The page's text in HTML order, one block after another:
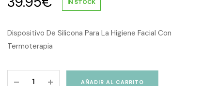
IN STOCK
Dispositivo De Silicona Para La Higiene Facial Con
Termoterapia
AÑADIR AL CARRITO